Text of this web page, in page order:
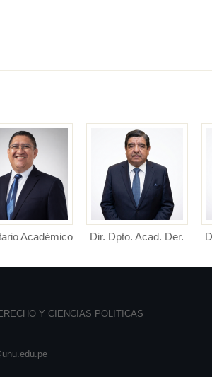
Académico
de Derecho y
Dir. Dpto. Acad. Der.
Director de Departamento
Y CIENCIAS POLITICAS